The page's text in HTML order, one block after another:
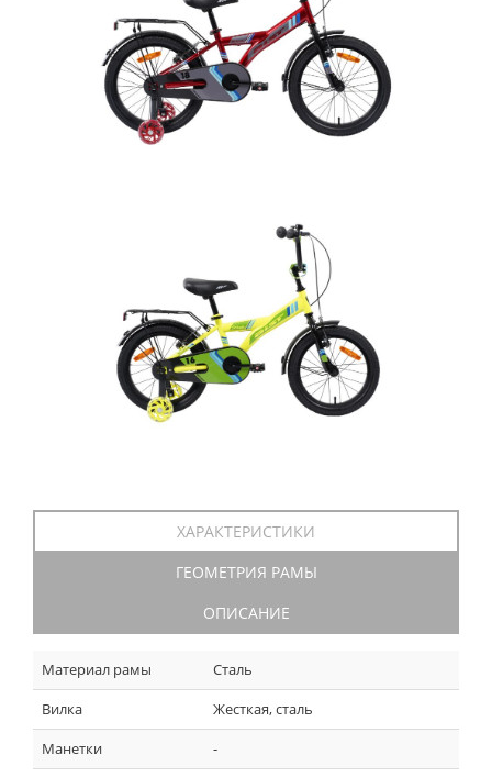
ХАРАКТЕРИСТИКИ
ГЕОМЕТРИЯ РАМЫ
ОПИСАНИЕ
Материал рамы
Сталь
Вилка
Жесткая, сталь
Манетки
-